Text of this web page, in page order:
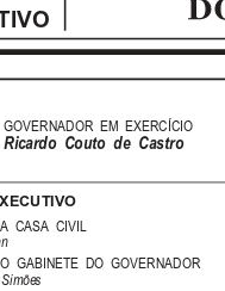
CASA  CIVIL
GABINETE  DO  GOVERNADOR
GOVERNADOR  EM  EXERCÍCIO
Ricardo  Couto  de  Castro